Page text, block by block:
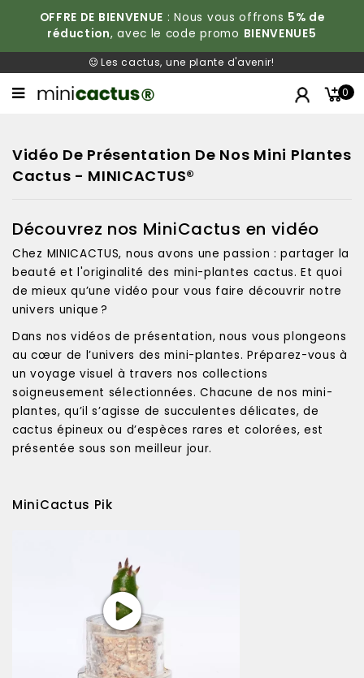
OFFRE DE BIENVENUE : Nous vous offrons 5% de
réduction, avec le code promo BIENVENUE5
Les cactus, une plante d'avenir!
0
Vidéo De Présentation De Nos Mini Plantes
Cactus - MINICACTUS®
Découvrez nos MiniCactus en vidéo
Chez MINICACTUS, nous avons une passion : partager la
beauté et l'originalité des mini-plantes cactus. Et quoi
de mieux qu’une vidéo pour vous faire découvrir notre
univers unique ?
Dans nos vidéos de présentation, nous vous plongeons
au cœur de l’univers des mini-plantes. Préparez-vous à
un voyage visuel à travers nos collections
soigneusement sélectionnées. Chacune de nos mini-
plantes, qu’il s’agisse de succulentes délicates, de
cactus épineux ou d’espèces rares et colorées, est
présentée sous son meilleur jour.
MiniCactus Pik